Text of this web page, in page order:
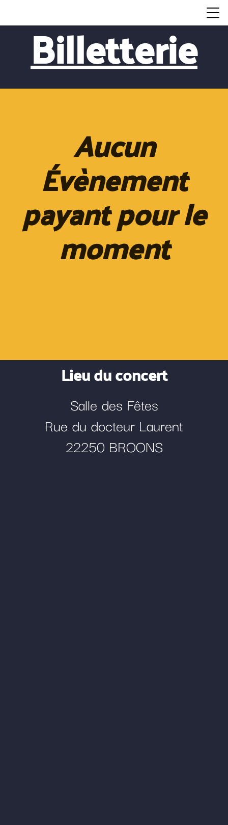
Billetterie
Aucun
Évènement
payant pour le
moment
Lieu du concert
Salle des Fêtes
Rue du docteur Laurent
22250 BROONS